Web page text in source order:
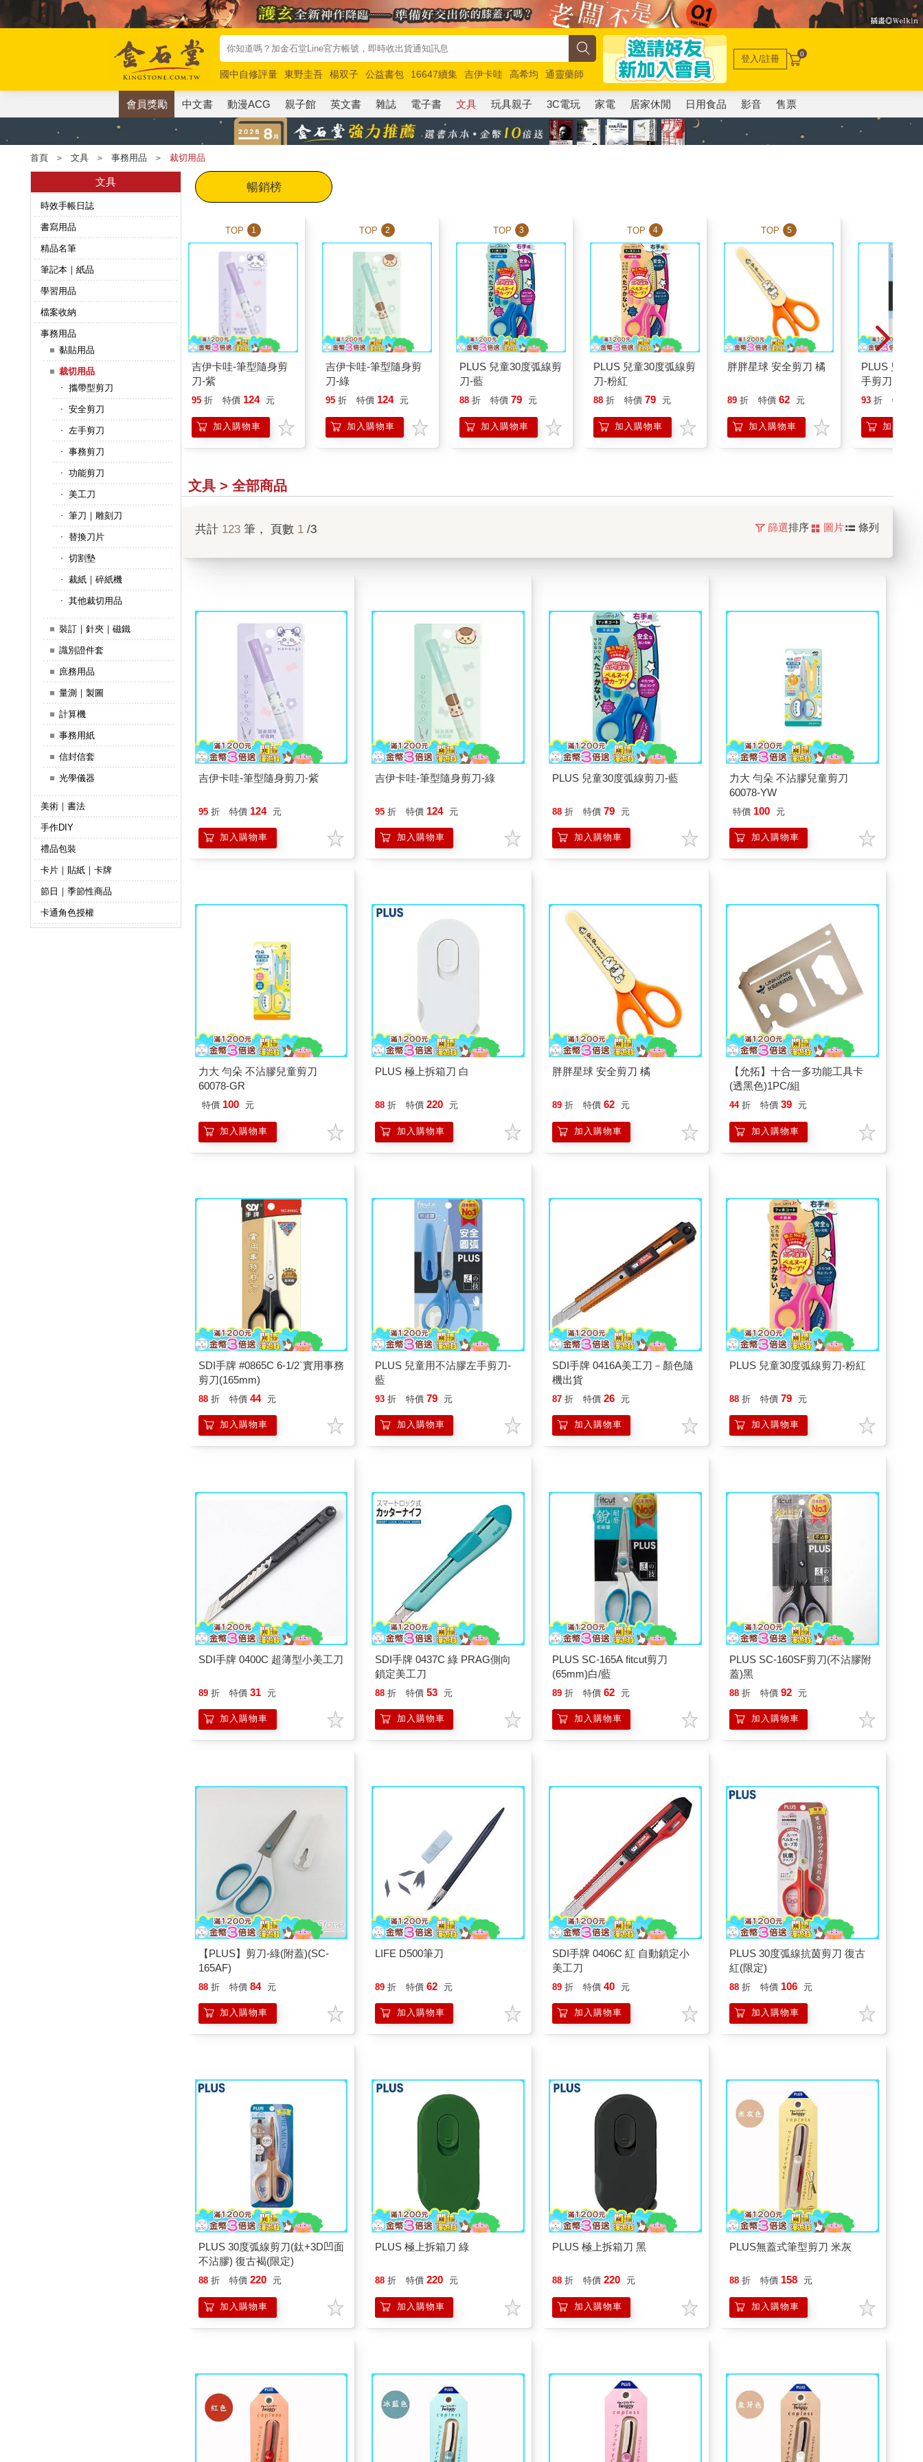
國中自修評量 東野圭吾 楊双子 公益書包 16647續集 吉伊卡哇 高希均
通靈藥師
唯紅花綻放
奧德賽 路邊攤新作 馬斯克 玩具總動員5 超慢跑
登入/註冊 0
會員獎勵 中文書 動漫ACG 親子館 英文書 雜誌 電子書 文具 玩具親子 3C電玩 家電 居家休閒 日用食品 影音 售票
首頁 ＞ 文具 ＞ 事務用品 ＞ 裁切用品
文具
時效手帳日誌
書寫用品
精品名筆
筆記本｜紙品
學習用品
檔案收納
事務用品
黏貼用品
裁切用品
攜帶型剪刀
安全剪刀
左手剪刀
事務剪刀
功能剪刀
美工刀
筆刀｜雕刻刀
替換刀片
切割墊
裁紙｜碎紙機
其他裁切用品
裝訂｜針夾｜磁鐵
識別證件套
庶務用品
量測｜製圖
計算機
事務用紙
信封信套
光學儀器
美術｜書法
手作DIY
禮品包裝
卡片｜貼紙｜卡牌
節日｜季節性商品
卡通角色授權
暢銷榜
TOP 1
吉伊卡哇-筆型隨身剪
刀-紫
95 折 特價 124 元
加入購物車
TOP 2
吉伊卡哇-筆型隨身剪
刀-綠
95 折 特價 124 元
加入購物車
TOP 3
PLUS 兒童30度弧線剪
刀-藍
88 折 特價 79 元
加入購物車
TOP 4
PLUS 兒童30度弧線剪
刀-粉紅
88 折 特價 79 元
加入購物車
TOP 5
胖胖星球 安全剪刀 橘
89 折 特價 62 元
加入購物車
PLUS 兒童
手剪刀-藍
93 折 特價
加入購物
文具 > 全部商品
共計 123 筆， 頁數 1 /3 篩選排序 圖片 條列
吉伊卡哇-筆型隨身剪刀-紫
95 折 特價 124 元
加入購物車
吉伊卡哇-筆型隨身剪刀-綠
95 折 特價 124 元
加入購物車
PLUS 兒童30度弧線剪刀-藍
88 折 特價 79 元
加入購物車
力大 勻朵 不沾膠兒童剪刀
60078-YW
特價 100 元
加入購物車
力大 勻朵 不沾膠兒童剪刀
60078-GR
特價 100 元
加入購物車
PLUS 極上拆箱刀 白
88 折 特價 220 元
加入購物車
胖胖星球 安全剪刀 橘
89 折 特價 62 元
加入購物車
【允拓】十合一多功能工具卡
(透黑色)1PC/組
44 折 特價 39 元
加入購物車
SDI手牌 #0865C 6-1/2`實用事務
剪刀(165mm)
88 折 特價 44 元
加入購物車
PLUS 兒童用不沾膠左手剪刀-
藍
93 折 特價 79 元
加入購物車
SDI手牌 0416A美工刀－顏色隨
機出貨
87 折 特價 26 元
加入購物車
PLUS 兒童30度弧線剪刀-粉紅
88 折 特價 79 元
加入購物車
SDI手牌 0400C 超薄型小美工刀
89 折 特價 31 元
加入購物車
SDI手牌 0437C 綠 PRAG側向
鎖定美工刀
88 折 特價 53 元
加入購物車
PLUS SC-165A fitcut剪刀
(65mm)白/藍
89 折 特價 62 元
加入購物車
PLUS SC-160SF剪刀(不沾膠附
蓋)黑
88 折 特價 92 元
加入購物車
【PLUS】剪刀-綠(附蓋)(SC-
165AF)
88 折 特價 84 元
加入購物車
LIFE D500筆刀
89 折 特價 62 元
加入購物車
SDI手牌 0406C 紅 自動鎖定小
美工刀
89 折 特價 40 元
加入購物車
PLUS 30度弧線抗茵剪刀 復古
紅(限定)
88 折 特價 106 元
加入購物車
PLUS 30度弧線剪刀(鈦+3D凹面
不沾膠) 復古褐(限定)
88 折 特價 220 元
加入購物車
PLUS 極上拆箱刀 綠
88 折 特價 220 元
加入購物車
PLUS 極上拆箱刀 黑
88 折 特價 220 元
加入購物車
PLUS無蓋式筆型剪刀 米灰
88 折 特價 158 元
加入購物車